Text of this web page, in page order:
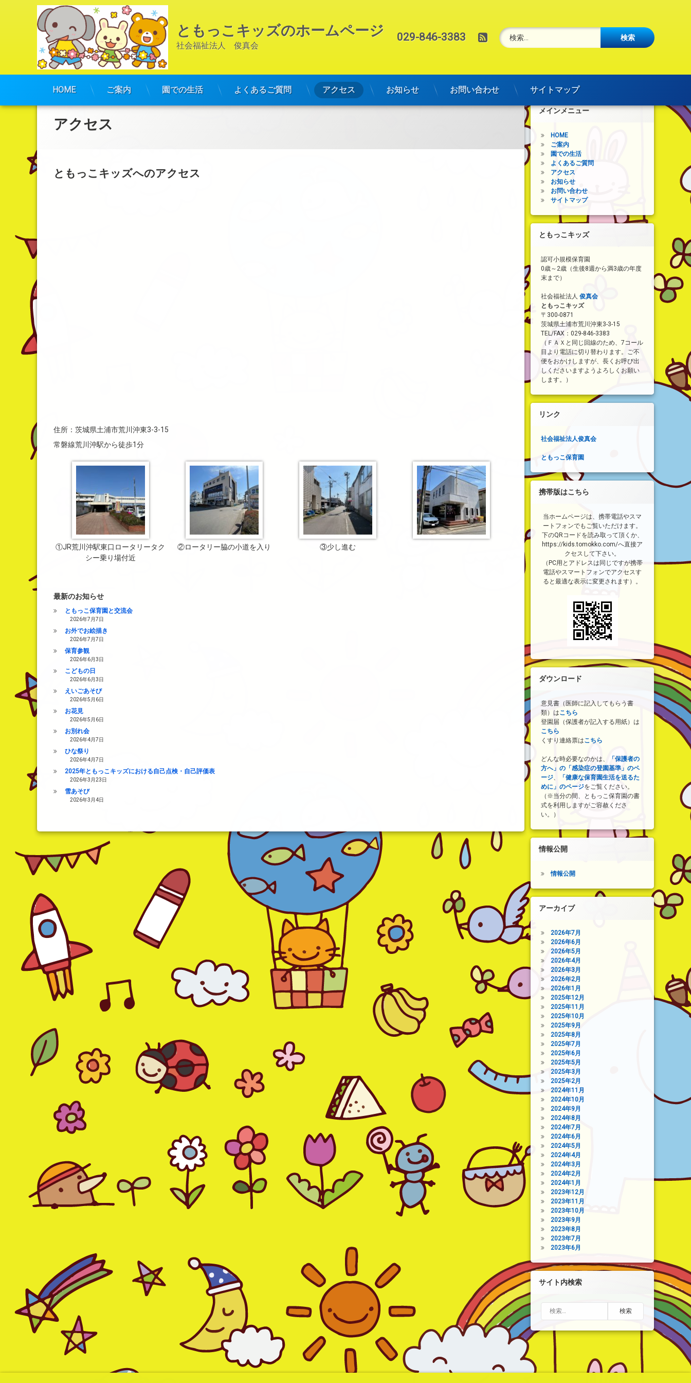
ともっこキッズのホームページ
社会福祉法人　俊真会
電話番号:
029-846-3383 RSS検索:
HOME ご案内 園での生活 よくあるご質問 アクセス お知らせ お問い合わせ サイトマップ
アクセス
ともっこキッズへのアクセス
住所：茨城県土浦市荒川沖東3-3-15
常磐線荒川沖駅から徒歩1分
①JR荒川沖駅東口ロータリータク
シー乗り場付近
②ロータリー脇の小道を入り ③少し進む
最新のお知らせ
ともっこ保育園と交流会
2026年7月7日
お外でお絵描き
2026年7月7日
保育参観
2026年6月3日
こどもの日
2026年6月3日
えいごあそび
2026年5月6日
お花見
2026年5月6日
お別れ会
2026年4月7日
ひな祭り
2026年4月7日
2025年ともっこキッズにおける自己点検・自己評価表
2026年3月23日
雪あそび
2026年3月4日
メインメニュー
HOME
ご案内
園での生活
よくあるご質問
アクセス
お知らせ
お問い合わせ
サイトマップ
ともっこキッズ
認可小規模保育園
0歳～2歳（生後8週から満3歳の年度
末まで）
社会福祉法人 俊真会
ともっこキッズ
〒300-0871
茨城県土浦市荒川沖東3-3-15
TEL/FAX：029-846-3383
（ＦＡＸと同じ回線のため、7コール
目より電話に切り替わります。ご不
便をおかけしますが、長くお呼び出
しくださいますようよろしくお願い
します。）
リンク
社会福祉法人俊真会
ともっこ保育園
携帯版はこちら
当ホームページは、携帯電話やスマ
ートフォンでもご覧いただけます。
下のQRコードを読み取って頂くか、
https://kids.tomokko.com/へ直接ア
クセスして下さい。
（PC用とアドレスは同じですが携帯
電話やスマートフォンでアクセスす
ると最適な表示に変更されます）。
ダウンロード
意見書（医師に記入してもらう書
類）はこちら
登園届（保護者が記入する用紙）は
こちら
くすり連絡票はこちら
どんな時必要なのかは、
「保護者の
方へ」の「感染症の登園基準」のペ
ージ、
「健康な保育園生活を送るた
めに」のページをご覧ください。
（※当分の間、ともっこ保育園の書
式を利用しますがご容赦くださ
い。）
情報公開
情報公開
アーカイブ
2026年7月
2026年6月
2026年5月
2026年4月
2026年3月
2026年2月
2026年1月
2025年12月
2025年11月
2025年10月
2025年9月
2025年8月
2025年7月
2025年6月
2025年5月
2025年3月
2025年2月
2024年11月
2024年10月
2024年9月
2024年8月
2024年7月
2024年6月
2024年5月
2024年4月
2024年3月
2024年2月
2024年1月
2023年12月
2023年11月
2023年10月
2023年9月
2023年8月
2023年7月
2023年6月
サイト内検索
検索: